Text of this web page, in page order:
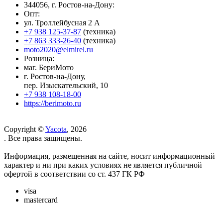
344056, г. Ростов-на-Дону:
Опт:
ул. Троллейбусная 2 А
+7 938 125-37-87 (техника)
+7 863 333-26-40 (техника)
moto2020@elmirel.ru
Розница:
маг. БериМото
г. Ростов-на-Дону,
пер. Изыскательский, 10
+7 938 108-18-00
https://berimoto.ru
Copyright ©Yacota, 2026
. Все права защищены.
Информация, размещенная на сайте, носит информационный
характер и ни при каких условиях не является публичной
офертой в соответствии со ст. 437 ГК РФ
visa
mastercard